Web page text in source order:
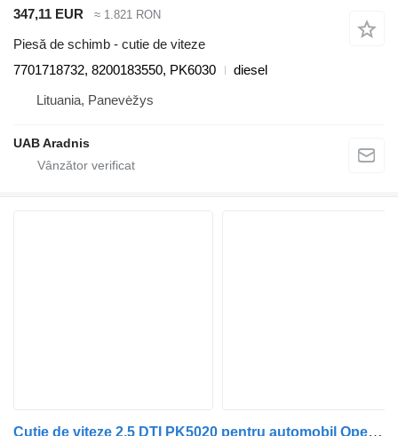
347,11 EUR ≈ 1.821 RON
Piesă de schimb - cutie de viteze
7701718732, 8200183550, PK6030
diesel
Lituania, Panevėžys
UAB Aradnis
Cutie de viteze 2.5 DTI PK5020 pentru automobil Opel MOVANO Dump truck (H9)